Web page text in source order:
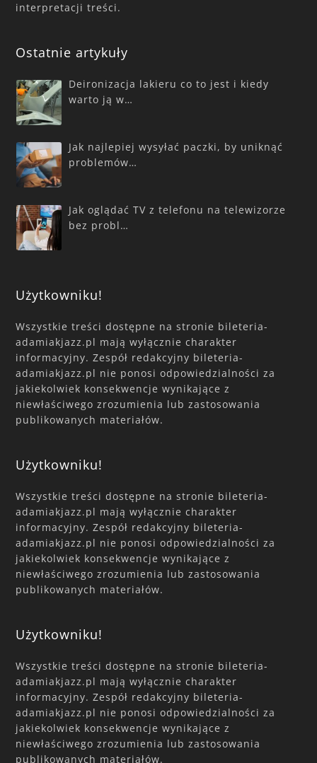
interpretacji treści.
Ostatnie artykuły
Deironizacja lakieru co to jest i kiedy
warto ją w…
Jak najlepiej wysyłać paczki, by uniknąć
problemów…
Jak oglądać TV z telefonu na telewizorze
bez probl…
Użytkowniku!
Wszystkie treści dostępne na stronie bileteria-
adamiakjazz.pl mają wyłącznie charakter
informacyjny. Zespół redakcyjny bileteria-
adamiakjazz.pl nie ponosi odpowiedzialności za
jakiekolwiek konsekwencje wynikające z
niewłaściwego zrozumienia lub zastosowania
publikowanych materiałów.
Użytkowniku!
Wszystkie treści dostępne na stronie bileteria-
adamiakjazz.pl mają wyłącznie charakter
informacyjny. Zespół redakcyjny bileteria-
adamiakjazz.pl nie ponosi odpowiedzialności za
jakiekolwiek konsekwencje wynikające z
niewłaściwego zrozumienia lub zastosowania
publikowanych materiałów.
Użytkowniku!
Wszystkie treści dostępne na stronie bileteria-
adamiakjazz.pl mają wyłącznie charakter
informacyjny. Zespół redakcyjny bileteria-
adamiakjazz.pl nie ponosi odpowiedzialności za
jakiekolwiek konsekwencje wynikające z
niewłaściwego zrozumienia lub zastosowania
publikowanych materiałów.